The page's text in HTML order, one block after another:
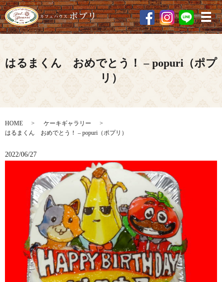
メ
はるまくん おめでとう！ – popuri（ポプ
リ）
HOME
ケーキギャラリー
はるまくん おめでとう！ – popuri（ポプリ）
2022/06/27